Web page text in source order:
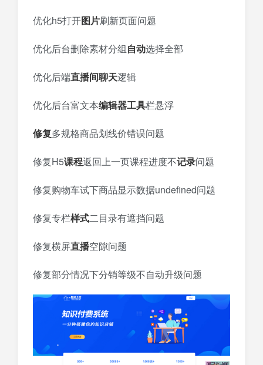
优化h5打开图片刷新页面问题
优化后台删除素材分组自动选择全部
优化后端直播间聊天逻辑
优化后台富文本编辑器工具栏悬浮
修复多规格商品划线价错误问题
修复H5课程返回上一页课程进度不记录问题
修复购物车试下商品显示数据undefined问题
修复专栏样式二目录有遮挡问题
修复横屏直播空隙问题
修复部分情况下分销等级不自动升级问题